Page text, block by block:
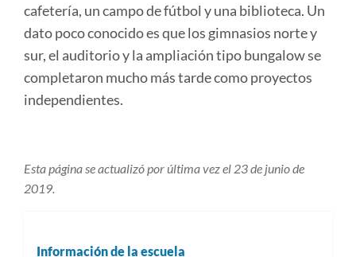
cafetería, un campo de fútbol y una biblioteca. Un
dato poco conocido es que los gimnasios norte y
sur, el auditorio y la ampliación tipo bungalow se
completaron mucho más tarde como proyectos
independientes.
Esta página se actualizó por última vez el 23 de junio de
2019.
Información de la escuela